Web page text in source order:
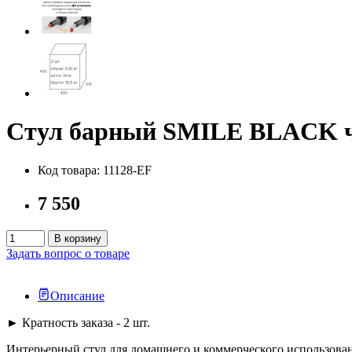
Стул барный SMILE BLACK
Код товара: 11128-EF
7 550
В корзину
Задать вопрос о товаре
Описание
► Кратность заказа - 2 шт.
Интерьерный стул для домашнего и коммерческого